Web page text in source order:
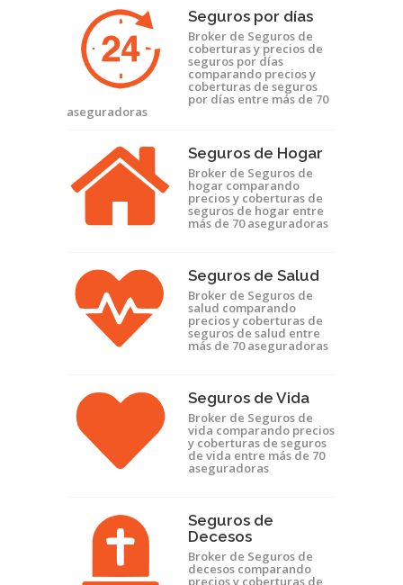
Seguros por días
Broker de Seguros de
coberturas y precios de
seguros por días
comparando precios y
coberturas de seguros
por días entre más de 70
aseguradoras
Seguros de Hogar
Broker de Seguros de
hogar comparando
precios y coberturas de
seguros de hogar entre
más de 70 aseguradoras
Seguros de Salud
Broker de Seguros de
salud comparando
precios y coberturas de
seguros de salud entre
más de 70 aseguradoras
Seguros de Vida
Broker de Seguros de
vida comparando precios
y coberturas de seguros
de vida entre más de 70
aseguradoras
Seguros de
Decesos
Broker de Seguros de
decesos comparando
precios y coberturas de